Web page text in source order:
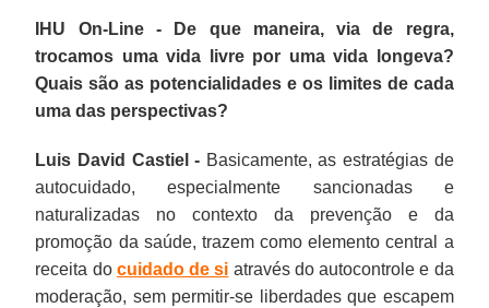
IHU On-Line - De que maneira, via de regra,
trocamos uma vida livre por uma vida longeva?
Quais são as potencialidades e os limites de cada
uma das perspectivas?
Luis David Castiel - Basicamente, as estratégias de
autocuidado, especialmente sancionadas e
naturalizadas no contexto da prevenção e da
promoção da saúde, trazem como elemento central a
receita do cuidado de si através do autocontrole e da
moderação, sem permitir-se liberdades que escapem